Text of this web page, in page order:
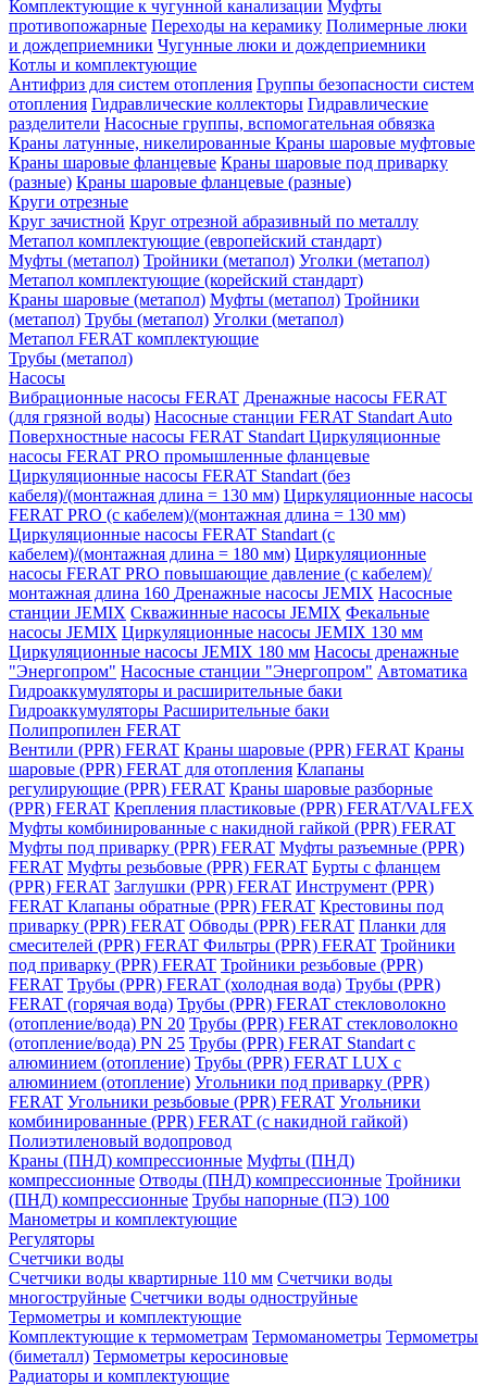
Комплектующие к чугунной канализации Муфты
противопожарные Переходы на керамику Полимерные люки
и дождеприемники Чугунные люки и дождеприемники
Котлы и комплектующие
Антифриз для систем отопления Группы безопасности систем
отопления Гидравлические коллекторы Гидравлические
разделители Насосные группы, вспомогательная обвязка
Краны латунные, никелированные Краны шаровые муфтовые
Краны шаровые фланцевые Краны шаровые под приварку
(разные) Краны шаровые фланцевые (разные)
Круги отрезные
Круг зачистной Круг отрезной абразивный по металлу
Метапол комплектующие (европейский стандарт)
Муфты (метапол) Тройники (метапол) Уголки (метапол)
Метапол комплектующие (корейский стандарт)
Краны шаровые (метапол) Муфты (метапол) Тройники
(метапол) Трубы (метапол) Уголки (метапол)
Метапол FERAT комплектующие
Трубы (метапол)
Насосы
Вибрационные насосы FERAT Дренажные насосы FERAT
(для грязной воды) Насосные станции FERAT Standart Auto
Поверхностные насосы FERAT Standart Циркуляционные
насосы FERAT PRO промышленные фланцевые
Циркуляционные насосы FERAT Standart (без
кабеля)/(монтажная длина = 130 мм) Циркуляционные насосы
FERAT PRO (с кабелем)/(монтажная длина = 130 мм)
Циркуляционные насосы FERAT Standart (с
кабелем)/(монтажная длина = 180 мм) Циркуляционные
насосы FERAT PRO повышающие давление (с кабелем)/
монтажная длина 160 Дренажные насосы JEMIX Насосные
станции JEMIX Скважинные насосы JEMIX Фекальные
насосы JEMIX Циркуляционные насосы JEMIX 130 мм
Циркуляционные насосы JEMIX 180 мм Насосы дренажные
"Энергопром" Насосные станции "Энергопром" Автоматика
Гидроаккумуляторы и расширительные баки
Гидроаккумуляторы Расширительные баки
Полипропилен FERAT
Вентили (PPR) FERAT Краны шаровые (PPR) FERAT Краны
шаровые (PPR) FERAT для отопления Клапаны
регулирующие (PPR) FERAT Краны шаровые разборные
(PPR) FERAT Крепления пластиковые (PPR) FERAT/VALFEX
Муфты комбинированные с накидной гайкой (PPR) FERAT
Муфты под приварку (PPR) FERAT Муфты разъемные (PPR)
FERAT Муфты резьбовые (PPR) FERAT Бурты с фланцем
(PPR) FERAT Заглушки (PPR) FERAT Инструмент (PPR)
FERAT Клапаны обратные (PPR) FERAT Крестовины под
приварку (PPR) FERAT Обводы (PPR) FERAT Планки для
смесителей (PPR) FERAT Фильтры (PPR) FERAT Тройники
под приварку (PPR) FERAT Тройники резьбовые (PPR)
FERAT Трубы (PPR) FERAT (холодная вода) Трубы (PPR)
FERAT (горячая вода) Трубы (PPR) FERAT стекловолокно
(отопление/вода) РN 20 Трубы (PPR) FERAT стекловолокно
(отопление/вода) РN 25 Трубы (PPR) FERAT Standart c
алюминием (отопление) Трубы (PPR) FERAT LUX c
алюминием (отопление) Угольники под приварку (PPR)
FERAT Угольники резьбовые (PPR) FERAT Угольники
комбинированные (PPR) FERAT (с накидной гайкой)
Полиэтиленовый водопровод
Краны (ПНД) компрессионные Муфты (ПНД)
компрессионные Отводы (ПНД) компрессионные Тройники
(ПНД) компрессионные Трубы напорные (ПЭ) 100
Манометры и комплектующие
Регуляторы
Счетчики воды
Счетчики воды квартирные 110 мм Счетчики воды
многоструйные Счетчики воды одноструйные
Термометры и комплектующие
Комплектующие к термометрам Термоманометры Термометры
(биметалл) Термометры керосиновые
Радиаторы и комплектующие